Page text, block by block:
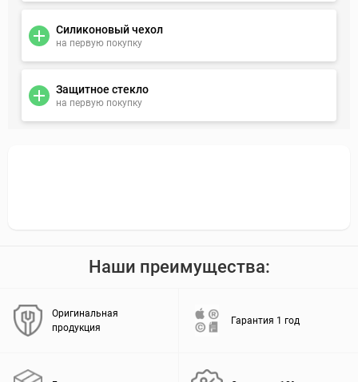
Силиконовый чехол
на первую покупку
Защитное стекло
на первую покупку
Наши преимущества:
Оригинальная
продукция
Гарантия 1 год